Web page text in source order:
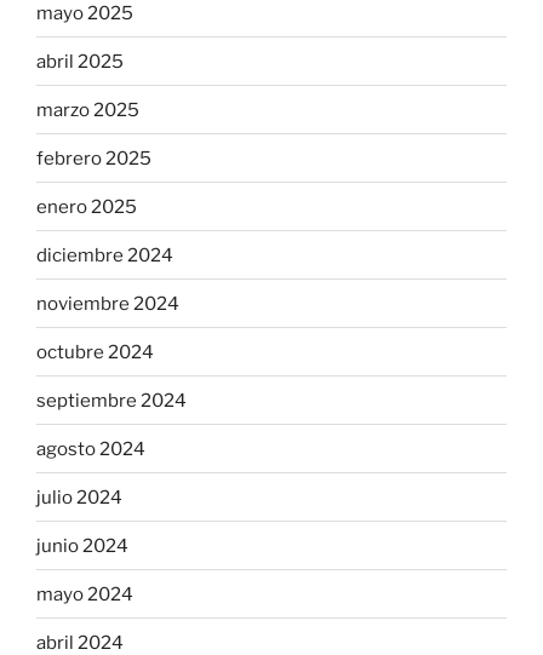
mayo 2025
abril 2025
marzo 2025
febrero 2025
enero 2025
diciembre 2024
noviembre 2024
octubre 2024
septiembre 2024
agosto 2024
julio 2024
junio 2024
mayo 2024
abril 2024